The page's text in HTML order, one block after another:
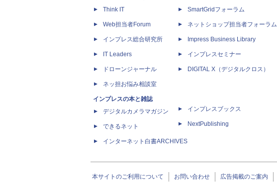
Think IT
Web担当者Forum
インプレス総合研究所
IT Leaders
ドローンジャーナル
ネッ担お悩み相談室
インプレスの本と雑誌
デジタルカメラマガジン
できるネット
インターネット白書ARCHIVES
SmartGridフォーラム
ネットショップ担当者フォーラム
Impress Business Library
インプレスセミナー
DIGITAL X（デジタルクロス）
インプレスブックス
NextPublishing
本サイトのご利用について お問い合わせ 広告掲載のご案内